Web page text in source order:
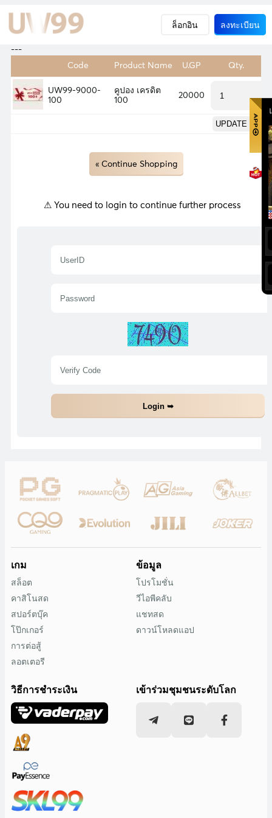
ล็อกอิน ลงทะเบียน
---
Code Product Name U.GP Qty.
UW99-9000-
100
คูปอง เครดิต
100
20000
« Continue Shopping
⚠ You need to login to continue further process
เกม
สล็อต
คาสิโนสด
สปอร์ตบุ๊ค
โป๊กเกอร์
การต่อสู้
ลอตเตอรี
ข้อมูล
โปรโมชั่น
วีไอพีคลับ
แชทสด
ดาวน์โหลดแอป
วิธีการชำระเงิน เข้าร่วมชุมชนระดับโลก